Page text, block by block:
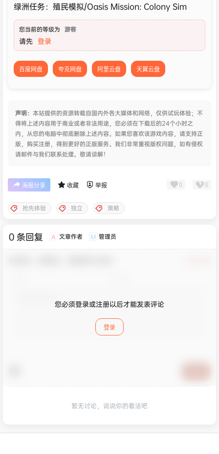
绿洲任务：殖民模拟/Oasis Mission: Colony Sim
您当前的等级为 游客
请先 登录
百度网盘 夸克网盘 阿里云盘 天翼云盘
声明： 本站提供的资源转载自国内外各大媒体和网络，仅供试玩体验；不
得将上述内容用于商业或者非法用途，您必须在下载后的24个小时之
内，从您的电脑中彻底删除上述内容。如果您喜欢该游戏内容，请支持正
版，购买注册，得到更好的正版服务。我们非常重视版权问题，如有侵权
请邮件与我们联系处理。敬请谅解！
海报分享 收藏 举报 0 0
抢先体验 独立 策略
0 条回复 A 文章作者 M 管理员
您必须登录或注册以后才能发表评论
登录
暂无讨论，说说你的看法吧